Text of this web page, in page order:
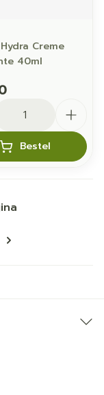
Creme
40ml
Bestel
pagina